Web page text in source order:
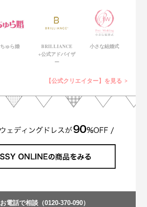
ちゅら婚
BRILLIANCE
+公式アドバイザ
ー
小さな結婚式
【公式クリエイター】を見る
お電話で相談（0120-370-090）